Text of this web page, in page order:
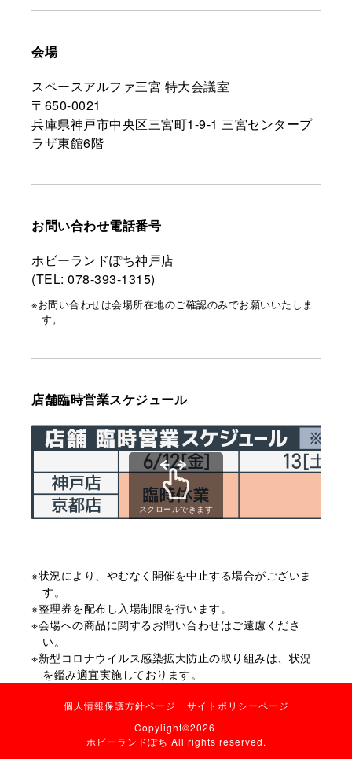
会場
スペースアルファ三宮 特大会議室
〒650-0021
兵庫県神戸市中央区三宮町1-9-1 三宮センタープ
ラザ東館6階
お問い合わせ電話番号
ホビーランドぽち神戸店
(TEL: 078-393-1315)
※お問い合わせは会場所在地のご確認のみでお願いいたしま
す。
店舗臨時営業スケジュール
スクロールできます
※状況により、やむなく開催を中止する場合がございま
す。
※整理券を配布し入場制限を行います。
※会場への商品に関するお問い合わせはご遠慮くださ
い。
※新型コロナウイルス感染拡大防止の取り組みは、状況
を鑑み適宜実施しております。
個人情報保護方針ページ
サイトポリシーページ
Copylight©2026
ホビーランドぽち All rights reserved.